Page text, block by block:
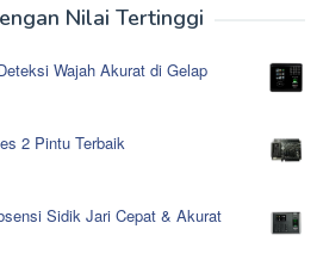
Nilai Tertinggi
Wajah Akurat di Gelap
2 Pintu Terbaik
Sidik Jari Cepat & Akurat